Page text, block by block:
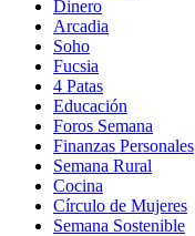
Dinero
Arcadia
Soho
in
new
window
Fucsia
in
new
window
4 Patas
Educación
Foros Semana
Finanzas Personales
Semana Rural
Cocina
Círculo de Mujeres
Semana Sostenible